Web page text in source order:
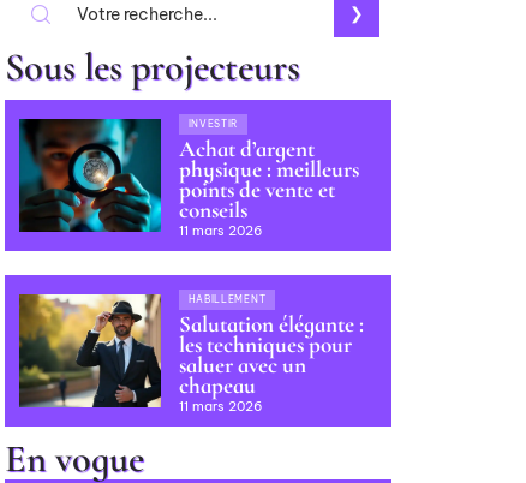
Sous les projecteurs
INVESTIR
Achat d’argent
physique : meilleurs
points de vente et
conseils
11 mars 2026
HABILLEMENT
Salutation élégante :
les techniques pour
saluer avec un
chapeau
11 mars 2026
En vogue